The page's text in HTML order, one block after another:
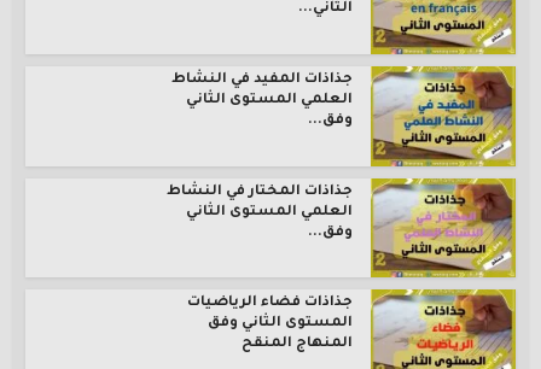
الثاني...
جذاذات المفيد في النشاط
العلمي المستوى الثاني
وفق...
جذاذات المختار في النشاط
العلمي المستوى الثاني
وفق...
جذاذات فضاء الرياضيات
المستوى الثاني وفق
المنهاج المنقح